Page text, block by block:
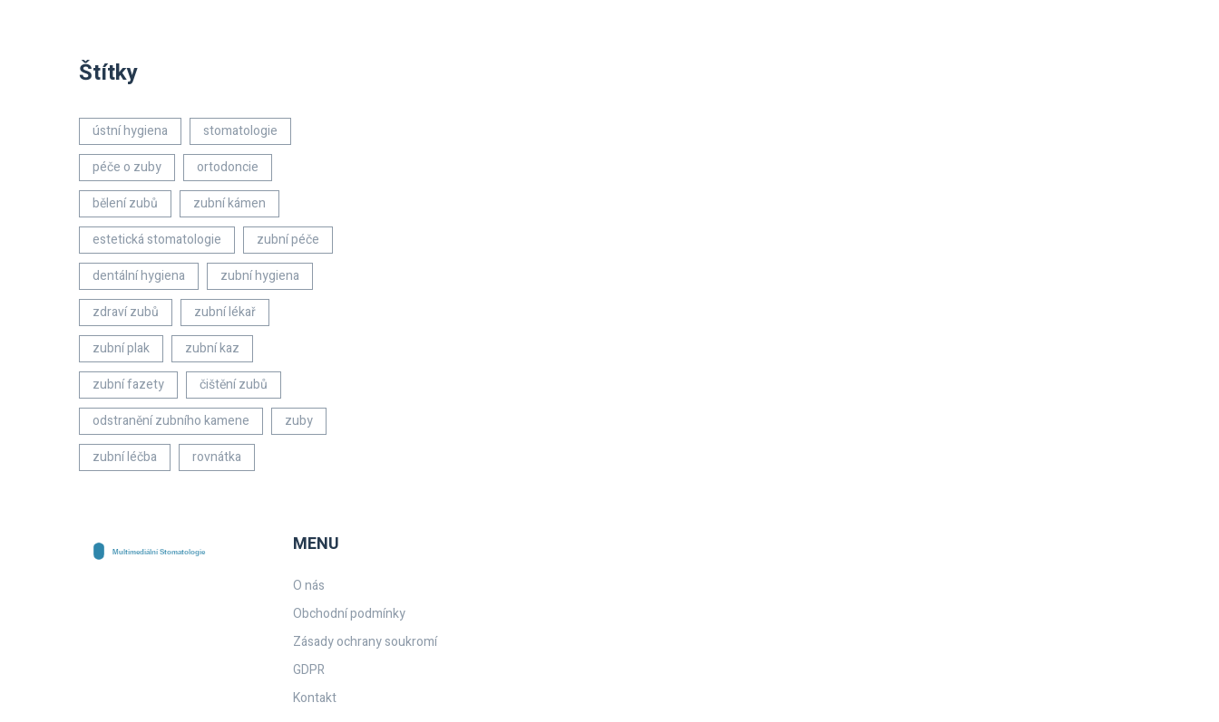
Štítky
ústní hygiena
stomatologie
péče o zuby
ortodoncie
bělení zubů
zubní kámen
estetická stomatologie
zubní péče
dentální hygiena
zubní hygiena
zdraví zubů
zubní lékař
zubní plak
zubní kaz
zubní fazety
čištění zubů
odstranění zubního kamene
zuby
zubní léčba
rovnátka
MENU
O nás
Obchodní podmínky
Zásady ochrany soukromí
GDPR
Kontakt